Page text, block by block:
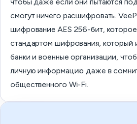
смогут ничего расшифровать.
шифрование AES 256-бит,
стандартом шифрования, который
банки и военные организации,
личную информацию даже в
общественного Wi-Fi.